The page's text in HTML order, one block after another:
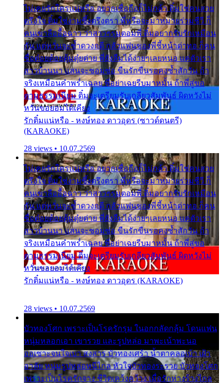
ไม่เคยรักใครแน่หรือ อยากเชื่อถือก็ไม่กล้า ติ๋มใช่คนสวย
ตรึงใจ ติ๋มใช่งามซึ้งตรึงตรา พี่หรือจะมาหมายร่วมชีวี ก็
คนเขาลืออื้อฉาว ว่าสาวๆรุมตอมพี่ ติ๋มอยากรับรักเหมือน
กัน แต่หวั่นจะช้ำดวงฤดี กลัวแฟนของพี่ชี้หน้าด่าทอ ก็คน
ชื่อต๋อยต้อยตุ้มตุ๋ยต่าย พี่ยังลืมได้ง่ายๆเลยหนอ แค่ตัวเรา
สาวบ้านนา แสนจะซอมซ่อ ขืนรักขืนรอคงช้ำสักวัน ถ้า
จริงเหมือนคำพร่ำเฉลย พี่อย่าเฉยรีบมาหมั้น ถ้าพี่สู่ขอ
ตามธรรมเนียม ติ๋มจะเตรียมรับเกลียวสัมพันธ์ ผิดหวังไม่
หวั่นขอยอมได้เคียง
รักติ๋มแน่หรือ - หงษ์ทอง ดาวอุดร (ซาวด์ดนตรี)
(KARAOKE)
28 views • 10.07.2569
ไม่เคยรักใครแน่หรือ อยากเชื่อถือก็ไม่กล้า ติ๋มใช่คนสวย
ตรึงใจ ติ๋มใช่งามซึ้งตรึงตรา พี่หรือจะมาหมายร่วมชีวี ก็
คนเขาลืออื้อฉาว ว่าสาวๆรุมตอมพี่ ติ๋มอยากรับรักเหมือน
กัน แต่หวั่นจะช้ำดวงฤดี กลัวแฟนของพี่ชี้หน้าด่าทอ ก็คน
ชื่อต๋อยต้อยตุ้มตุ๋ยต่าย พี่ยังลืมได้ง่ายๆเลยหนอ แค่ตัวเรา
สาวบ้านนา แสนจะซอมซ่อ ขืนรักขืนรอคงช้ำสักวัน ถ้า
จริงเหมือนคำพร่ำเฉลย พี่อย่าเฉยรีบมาหมั้น ถ้าพี่สู่ขอ
ตามธรรมเนียม ติ๋มจะเตรียมรับเกลียวสัมพันธ์ ผิดหวังไม่
หวั่นขอยอมได้เคียง
รักติ๋มแน่หรือ - หงษ์ทอง ดาวอุดร (KARAOKE)
28 views • 10.07.2569
บัวทองโศก เพราะเป็นโรครักรุม ในอกกลัดกลุ้ม โดนแฟน
หนุ่มหลอกเอา เขารวย และรูปหล่อ มาพะเน้าพะนอ
ออเซาะจนใจเบา สงสาร บัวทองเศร้า น้ำตาคลอเบ้า เฝ้า
อาลัย หนุ่มรูปหล่อหนีไกล หัวใจบัวทองระรวย บัวทองโศก
เพราะเป็นโรครักจาง ชีวิตเคว้งคว้าง เมื่อรักห่างร้างไกล